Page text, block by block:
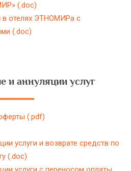
(.doc)
в отелях ЭТНОМИРа с
(.doc)
и аннуляции услуг
(.pdf)
услуги и возврате средств по
(.doc)